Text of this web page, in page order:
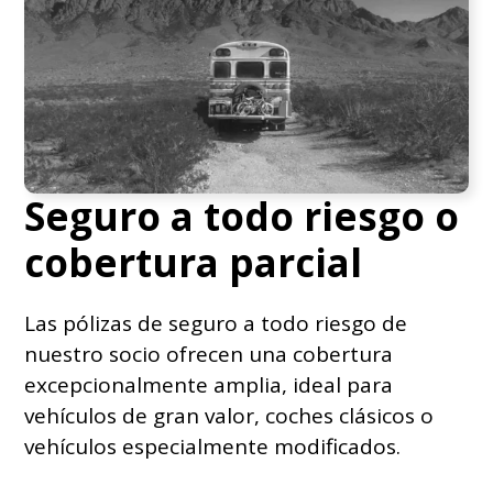
Seguro a todo riesgo o
cobertura parcial
Las pólizas de seguro a todo riesgo de
nuestro socio ofrecen una cobertura
excepcionalmente amplia, ideal para
vehículos de gran valor, coches clásicos o
vehículos especialmente modificados.